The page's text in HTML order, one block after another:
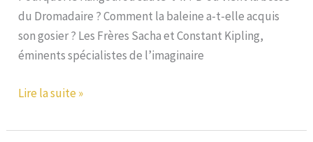
6
coups
du Dromadaire ? Comment la baleine a-t-elle acquis
son gosier ? Les Frères Sacha et Constant Kipling,
éminents spécialistes de l’imaginaire
Les
comme
Lire la suite »